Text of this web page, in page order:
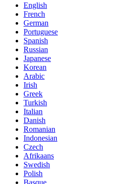
English
French
German
Portuguese
Spanish
Russian
Japanese
Korean
Arabic
Irish
Greek
Turkish
Italian
Danish
Romanian
Indonesian
Czech
Afrikaans
Swedish
Polish
Basque